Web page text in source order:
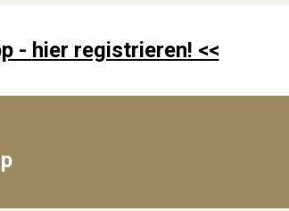
- hier registrieren! <<